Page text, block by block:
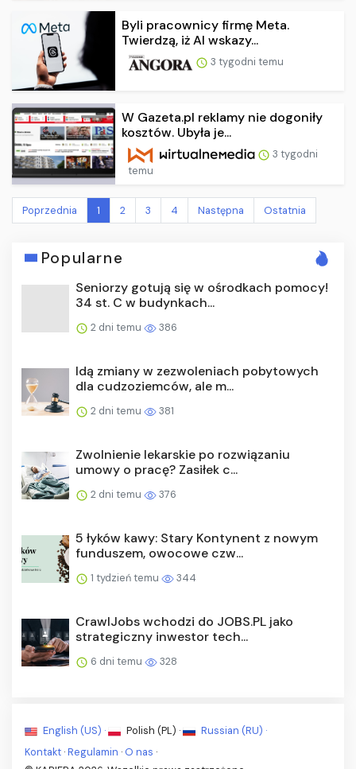
Byli pracownicy firmę Meta.
Twierdzą, iż AI wskazy...
3 tygodni temu
W Gazeta.pl reklamy nie dogoniły
kosztów. Ubyła je...
3 tygodni
temu
Poprzednia 1 2 3 4 Następna Ostatnia
Popularne
Seniorzy gotują się w ośrodkach pomocy!
34 st. C w budynkach...
2 dni temu 386
Idą zmiany w zezwoleniach pobytowych
dla cudzoziemców, ale m...
2 dni temu 381
Zwolnienie lekarskie po rozwiązaniu
umowy o pracę? Zasiłek c...
2 dni temu 376
5 łyków kawy: Stary Kontynent z nowym
funduszem, owocowe czw...
1 tydzień temu 344
CrawlJobs wchodzi do JOBS.PL jako
strategiczny inwestor tech...
6 dni temu 328
English (US) · Polish (PL) ·
Russian (RU) ·
Kontakt ·Regulamin · O nas ·